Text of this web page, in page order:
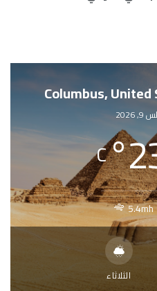
Columbus,
°
C
5.4mh
الثلاثاء